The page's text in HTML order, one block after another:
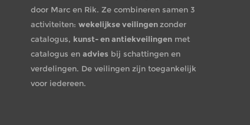
door Marc en Rik. Ze combineren samen 3
activiteiten: wekelijkse veilingenzonder
catalogus, kunst- en antiekveilingen met
catalogus en advies bij schattingen en
verdelingen. De veilingen zijn toegankelijk
voor iedereen.